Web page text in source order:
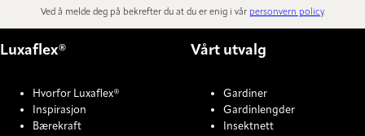
Ved å melde deg på bekrefter du at du er enig i vår personvern policy.
Luxaflex®
Hvorfor Luxaflex®
Inspirasjon
Bærekraft
Vårt utvalg
Gardiner
Gardinlengder
Insektnett